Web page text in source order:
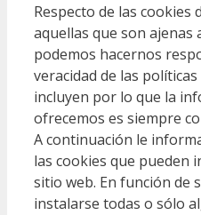
Respecto de las cookies
aquellas que son
podemos hacernos
veracidad de las
incluyen por lo que la
ofrecemos es siempre
A continuación le
las cookies que pueden
sitio web. En función de
instalarse todas o sólo